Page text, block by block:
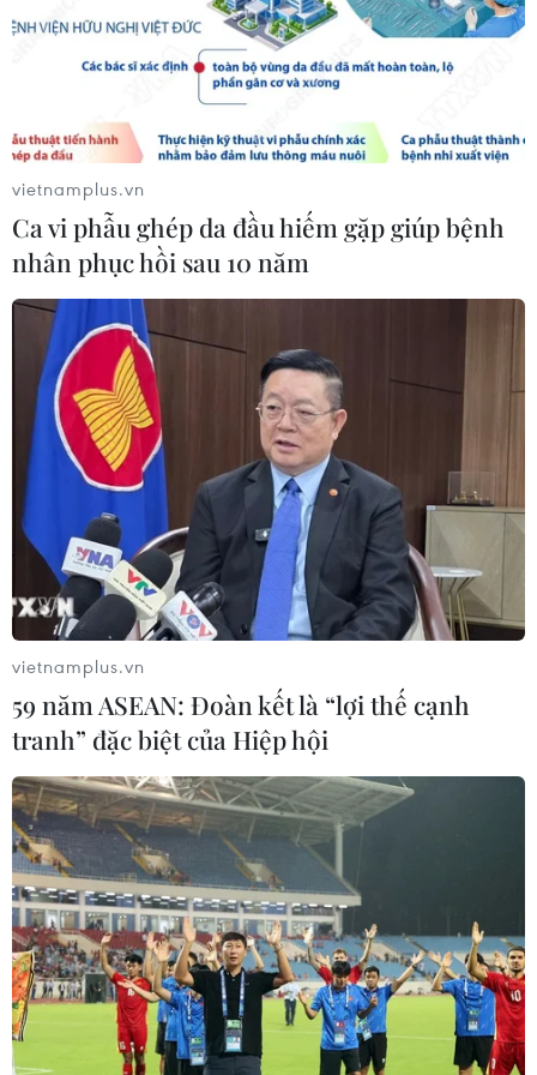
Sơn La công bố tình huống khẩn cấp
về thiên tai với hai xã Muổi Nọi, Nậm
Lầu
08/08/2026 03:53
Kết luận số 75-KL/TW: Cà Mau chủ
động thích ứng với biến đổi khí hậu
08/08/2026 02:53
Quảng Trị quyết tâm bàn giao sớm
mặt bằng Dự án Nhà máy điện gió
LIG-Hướng Hóa 1
08/08/2026 02:33
Áp thấp nhiệt đới đổi hướng trên
vùng biển phía Đông khu vực vịnh
Bắc Bộ
07/08/2026 23:29
hoang dã trước nguy cơ tuyệt chủng
07/08/2026 22:45
Áp thấp nhiệt đới trên vịnh Bắc Bộ sẽ
gây ảnh hưởng thế nào tới Việt Nam?
07/08/2026 14:38
vietnamplus.vn
Ca vi phẫu ghép da đầu hiếm gặp giúp bệnh
nhân phục hồi sau 10 năm
vietnamplus.vn
59 năm ASEAN: Đoàn kết là “lợi thế cạnh
tranh” đặc biệt của Hiệp hội